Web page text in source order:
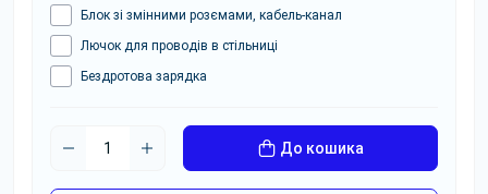
Блок зі змінними розємами, кабель-канал
Лючок для проводів в стільниці
Бездротова зарядка
До кошика